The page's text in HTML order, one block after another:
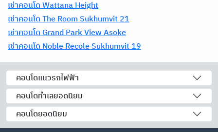
เช่าคอนโด Wattana Height
เช่าคอนโด The Room Sukhumvit 21
เช่าคอนโด Grand Park View Asoke
เช่าคอนโด Noble Recole Sukhumvit 19
คอนโดแนวรถไฟฟ้า
คอนโดทำเลยอดนิยม
คอนโดยอดนิยม